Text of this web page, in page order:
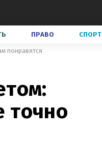
ПРАВО СПОРТ
понравятся
точно